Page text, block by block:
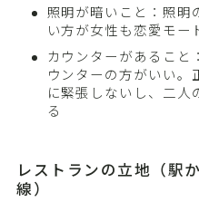
照明が暗いこと：照明
い方が女性も恋愛モー
カウンターがあること
ウンターの方がいい。
に緊張しないし、二人
る
レストランの立地（駅
線）